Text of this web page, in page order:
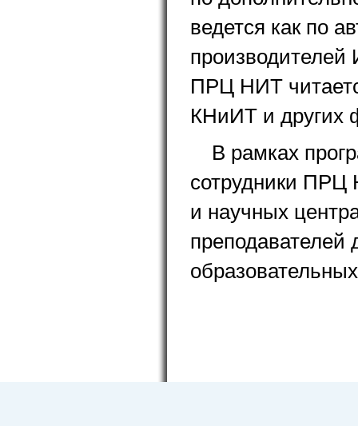
ведется как по
производителей
ПРЦ НИТ
КНиИТ и других
В рамках
сотрудники ПРЦ
и научных
преподавателей